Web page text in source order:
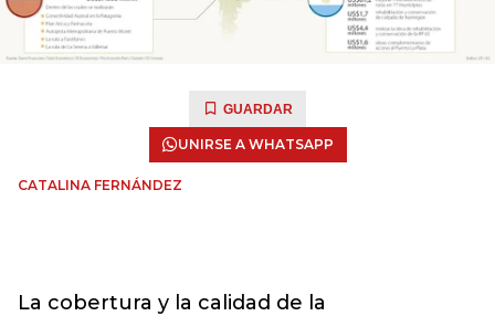
GUARDAR
UNIRSE A WHATSAPP
CATALINA FERNÁNDEZ
La cobertura y la calidad de la